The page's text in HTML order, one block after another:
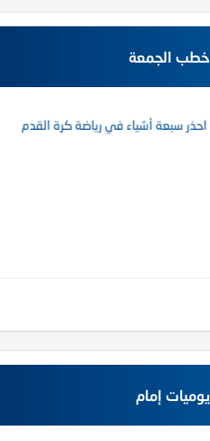
خطب الجمعة
احذر سبعة أشياء في رياضة كرة القدم
يوميات إمام